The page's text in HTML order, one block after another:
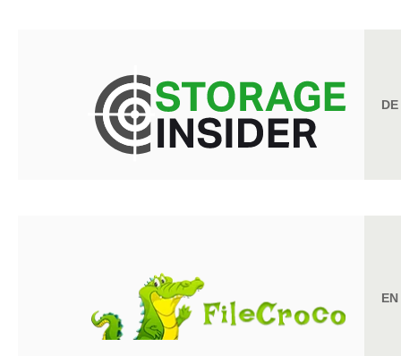
DE
EN